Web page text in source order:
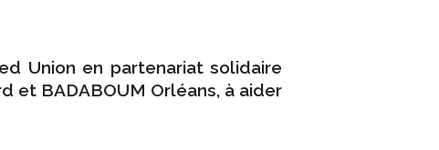
Union en partenariat solidaire
et BADABOUM Orléans, à aider